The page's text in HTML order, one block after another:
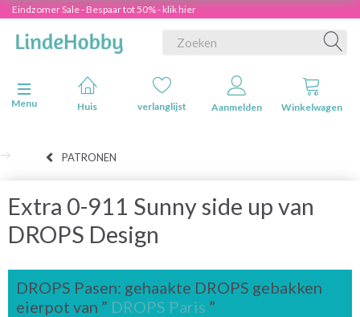
Eindzomer Sale - Bespaar tot 50% - klik hier
Navigatie in-/uitschakelen
Menu
Huis verlanglijst Aanmelden Winkelwagen
PATRONEN
Extra 0-911 Sunny side up van
DROPS Design
DROPS Pasen: gehaakte DROPS gebakken
eierpot van ” DROPS Paris ”